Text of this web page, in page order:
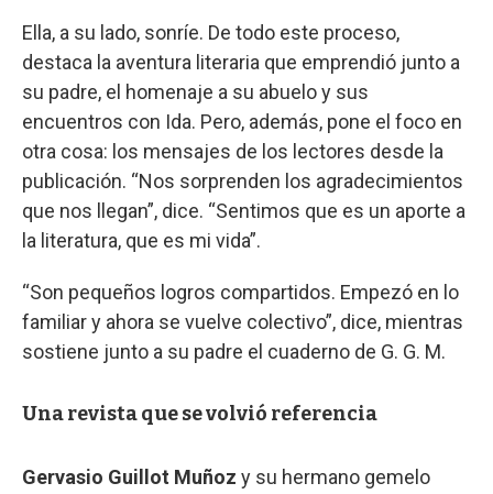
Ella, a su lado, sonríe. De todo este proceso,
destaca la aventura literaria que emprendió junto a
su padre, el homenaje a su abuelo y sus
encuentros con Ida. Pero, además, pone el foco en
otra cosa: los mensajes de los lectores desde la
publicación. “Nos sorprenden los agradecimientos
que nos llegan”, dice. “Sentimos que es un aporte a
la literatura, que es mi vida”.
“Son pequeños logros compartidos. Empezó en lo
familiar y ahora se vuelve colectivo”, dice, mientras
sostiene junto a su padre el cuaderno de G. G. M.
Una revista que se volvió referencia
Gervasio Guillot Muñoz y su hermano gemelo